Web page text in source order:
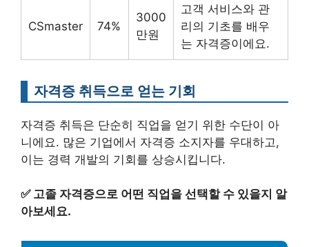
CSmaster 74%
3000
만원
고객 서비스와 관
리의 기초를 배우
는 자격증이에요.
자격증 취득으로 얻는 기회
자격증 취득은 단순히 직업을 얻기 위한 수단이 아
니에요. 많은 기업에서 자격증 소지자를 우대하고,
이는 경력 개발의 기회를 상승시킵니다.
✅ 고졸 자격증으로 어떤 직업을 선택할 수 있을지 알
아보세요.